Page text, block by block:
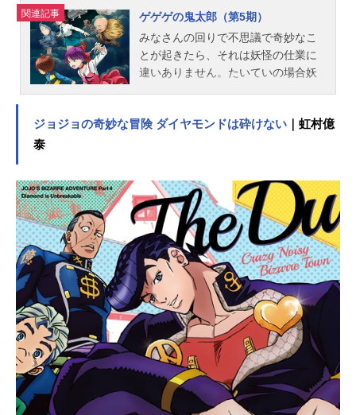
関連記事
ゲゲゲの鬼太郎（第5期）
みなさんの回りで不思議で奇妙なこ
とが起きたら、それは妖怪の仕業に
違いありません。たいていの場合妖
気をつけてください。妖怪は僕たち
怪たちも多いんです。そんなやつら
にあったら大変。人間の力なんかで
はとてもたちうちできるものじゃあ
りません。妖怪って凄いんです。実
をいうと、人間の味方をして妖怪が
絡む事件を解決できたり、悪い妖怪
をやっつけることができるのは僕、
ゲゲゲの鬼太郎とその仲間たちだけ
なんです。だから怖いことがおきて
しまったら、僕の名前をよんでくだ
さい！ 僕の父さん、ネコ娘、砂か
けばばあに子泣きじじいたちととも
にみんなを怖い妖怪たちから守りつ
づけます。今度はあなたのところ
ジョジョの奇妙な冒険 ダイヤモンドは砕けない ｜虹村億
泰